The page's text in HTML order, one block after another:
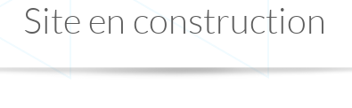
Site en construction